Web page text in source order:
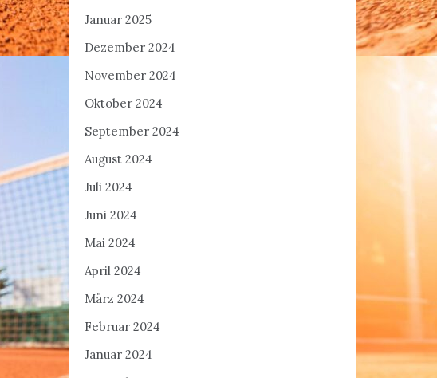
Januar 2025
Dezember 2024
November 2024
Oktober 2024
September 2024
August 2024
Juli 2024
Juni 2024
Mai 2024
April 2024
März 2024
Februar 2024
Januar 2024